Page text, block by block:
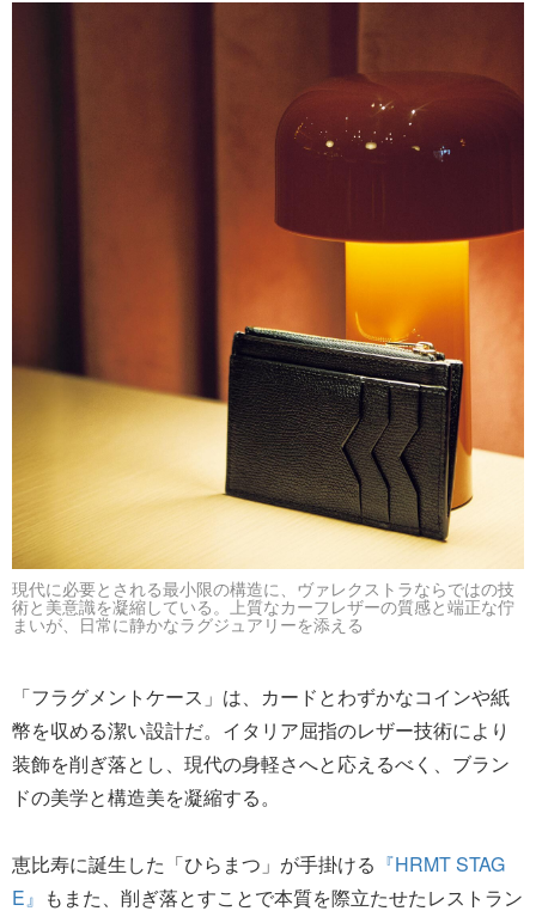
現代に必要とされる最小限の構造に、ヴァレクストラならではの技
術と美意識を凝縮している。上質なカーフレザーの質感と端正な佇
まいが、日常に静かなラグジュアリーを添える
「フラグメントケース」は、カードとわずかなコインや紙
幣を収める潔い設計だ。イタリア屈指のレザー技術により
装飾を削ぎ落とし、現代の身軽さへと応えるべく、ブラン
ドの美学と構造美を凝縮する。
恵比寿に誕生した「ひらまつ」が手掛ける 『HRMT STAG
E』 もまた、削ぎ落とすことで本質を際立たせたレストラン